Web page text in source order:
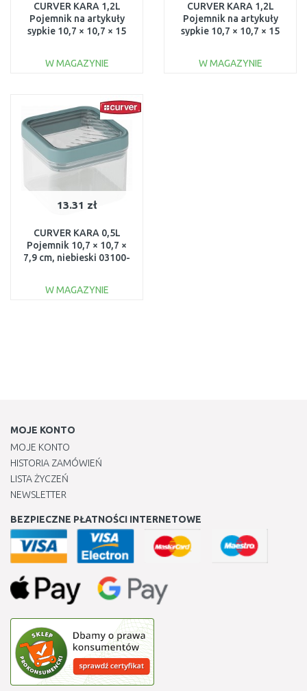
CURVER KARA 1,2L
Pojemnik na artykuły
sypkie 10,7 × 10,7 × 15
W MAGAZYNIE
Do porównania
CURVER KARA 1,2L
Pojemnik na artykuły
sypkie 10,7 × 10,7 × 15
W MAGAZYNIE
13.31 zł
CURVER KARA 0,5L
Pojemnik 10,7 × 10,7 ×
7,9 cm, niebieski 03100-
W MAGAZYNIE
MOJE KONTO
MOJE KONTO
HISTORIA ZAMÓWIEŃ
LISTA ŻYCZEŃ
NEWSLETTER
BEZPIECZNE PŁATNOŚCI INTERNETOWE